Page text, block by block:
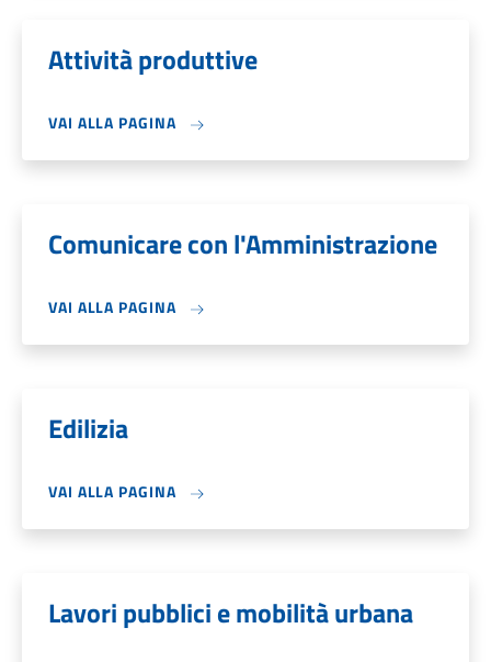
Attività produttive
VAI ALLA PAGINA
Comunicare con l'Amministrazione
VAI ALLA PAGINA
Edilizia
VAI ALLA PAGINA
Lavori pubblici e mobilità urbana